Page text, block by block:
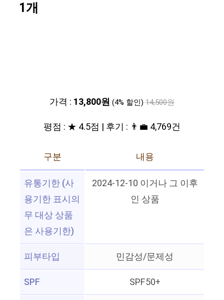
1개
가격 : 13,800원 (4% 할인) 14,500원
평점 : ★ 4.5점 | 후기 : 👨‍💼 4,769건
구분
내용
유통기한 (사
용기한 표시의
무 대상 상품
은 사용기한)
2024-12-10 이거나 그 이후
인 상품
피부타입
민감성/문제성
SPF
SPF50+